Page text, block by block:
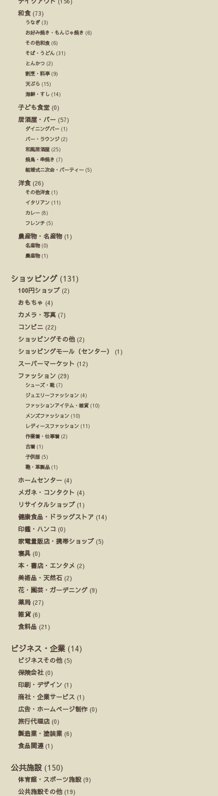
和食 (73)
うなぎ(3)
お好み焼き・もんじゃ焼き (6)
その他和食(6)
そば・うどん (31)
とんかつ (2)
割烹・料亭(9)
天ぷら (15)
海鮮・すし (14)
子ども食堂 (0)
居酒屋・バー (57)
ダイニングバー (1)
バー・ラウンジ (2)
和風居酒屋 (25)
焼鳥・串焼き (7)
結婚式ニ次会・パーティー (5)
洋食 (26)
その他洋食(1)
イタリアン (11)
カレー (8)
フレンチ (5)
農産物・名産物 (1)
名産物(0)
農産物(1)
ショッピング (131)
100円ショップ (2)
おもちゃ (4)
カメラ・写真 (7)
コンビニ (22)
ショッピングその他 (2)
ショッピングモール（センター）
(1)
スーパーマーケット (12)
ファッション (29)
シューズ・靴(7)
ジュエリーファッション (4)
ファッションアイテム・雑貨 (10)
メンズファッション (10)
レディースファッション (11)
作業着・仕事着 (2)
古着 (1)
子供服 (5)
鞄・革製品 (1)
ホームセンター (4)
メガネ・コンタクト (4)
リサイクルショップ (1)
健康食品・ドラッグストア (14)
印鑑・ハンコ (0)
家電量販店・携帯ショップ (5)
寝具 (0)
本・書店・エンタメ (2)
美術品・天然石 (2)
花・園芸・ガーデニング (9)
薬局 (27)
雑貨(6)
食料品 (21)
ビジネス・企業 (14)
ビジネスその他 (5)
保険会社(0)
印刷・デザイン (1)
商社・企業サービス (1)
広告・ホームページ制作 (0)
旅行代理店 (0)
製造業・塗装業 (6)
食品関連 (1)
公共施設 (150)
体育館・スポーツ施設(9)
公共施設その他 (19)